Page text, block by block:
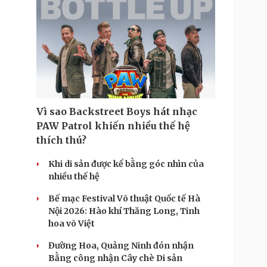
Vì sao Backstreet Boys hát nhạc
PAW Patrol khiến nhiều thế hệ
thích thú?
Khi di sản được kể bằng góc nhìn của
nhiều thế hệ
Bế mạc Festival Võ thuật Quốc tế Hà
Nội 2026: Hào khí Thăng Long, Tinh
hoa võ Việt
Đường Hoa, Quảng Ninh đón nhận
Bằng công nhận Cây chè Di sản